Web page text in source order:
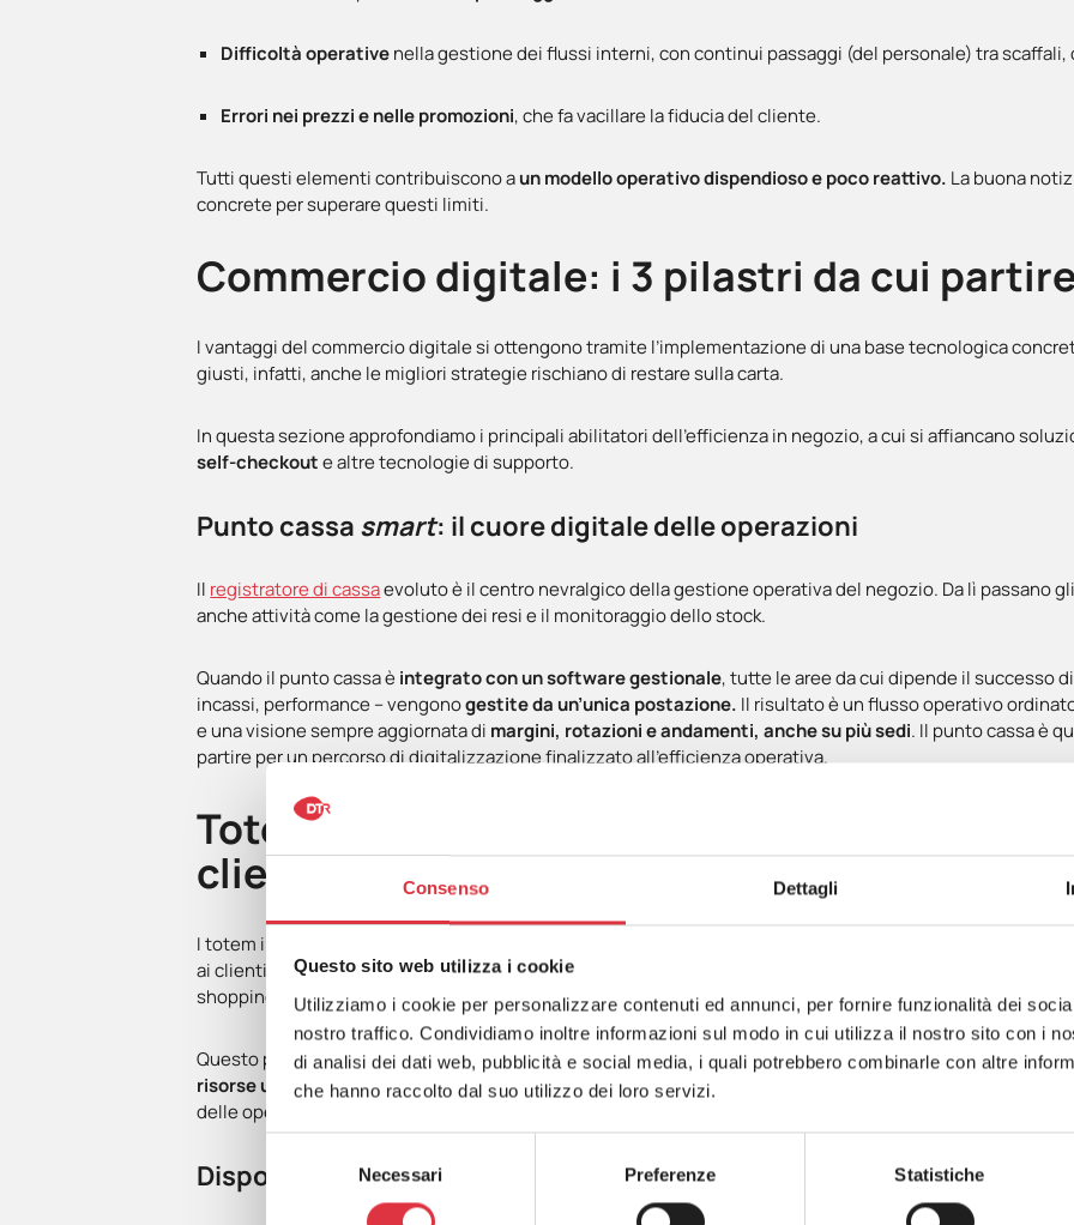
Consenso Dettagli
Questo sito web utilizza i cookie
Utilizziamo i cookie per personalizzare contenuti ed annunci, per fornire funzionalità dei
nostro traffico. Condividiamo inoltre informazioni sul modo in cui utilizza il nostro sito con i
di analisi dei dati web, pubblicità e social media, i quali potrebbero combinarle con altre
che hanno raccolto dal suo utilizzo dei loro servizi.
del
Necessari Preferenze Statistiche
Difficoltà operativenella gestione dei flussi interni, con continui passaggi (del personale) tra scaffali,
Errori nei prezzi e nelle promozioni, che fa vacillare la fiducia del cliente.
Tutti questi elementi contribuiscono aun modello operativo dispendioso e poco reattivo. La buona
concrete per superare questi limiti.
Commercio digitale: i 3 pilastri da cui
I vantaggi del commercio digitale si ottengono tramite l’implementazione di una base tecnologica
giusti, infatti, anche le migliori strategie rischiano di restare sulla carta.
In questa sezione approfondiamo i principali abilitatori dell’efficienza in negozio, a cui si affiancano
self-checkoute altre tecnologie di supporto.
Punto cassa smart: il cuore digitale delle operazioni
Il registratore di cassaevoluto è il centro nevralgico della gestione operativa del negozio. Da lì passano
anche attività come la gestione dei resi e il monitoraggio dello stock.
Quando il punto cassa èintegrato con un software gestionale, tutte le aree da cui dipende il successo
incassi, performance – vengonogestite da un’unica postazione. Il risultato è un flusso operativo
e una visione sempre aggiornata di margini, rotazioni e andamenti, anche su più sedi. Il punto cassa è
partire per un percorso di digitalizzazione finalizzato all’efficienza operativa.
Totem (o
cliente
I totem interattivi rappresentano uno strumento strategico per
ai clienti di effettuare in autonomia ordini, consultare cataloghi, verificare disponibilità o accedere a
shopping self-service simile a quella già diffusa nei fast food o nella GDO.
Questo porta benefici immediati in ottica di efficienza:riduzione delle code, maggiore fluidità nei
risorse umane. Il personale può dedicarsi ad attività come l’assistenza, il riordino o la consulenza,
delle operazioni di cassa.
Dispositivi mobile per il personale: più efficienza in punto vendita